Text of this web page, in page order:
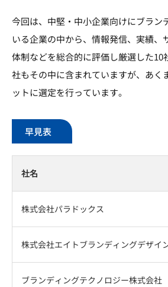
今回は、中堅・中小企業向けにブラン
いる企業の中から、情報発信、実績、
体制などを総合的に評価し厳選した10
社もその中に含まれていますが、あく
ットに選定を行っています。
早見表
社名
株式会社パラドックス
株式会社エイトブランディングデザイ
ブランディングテクノロジー株式会社